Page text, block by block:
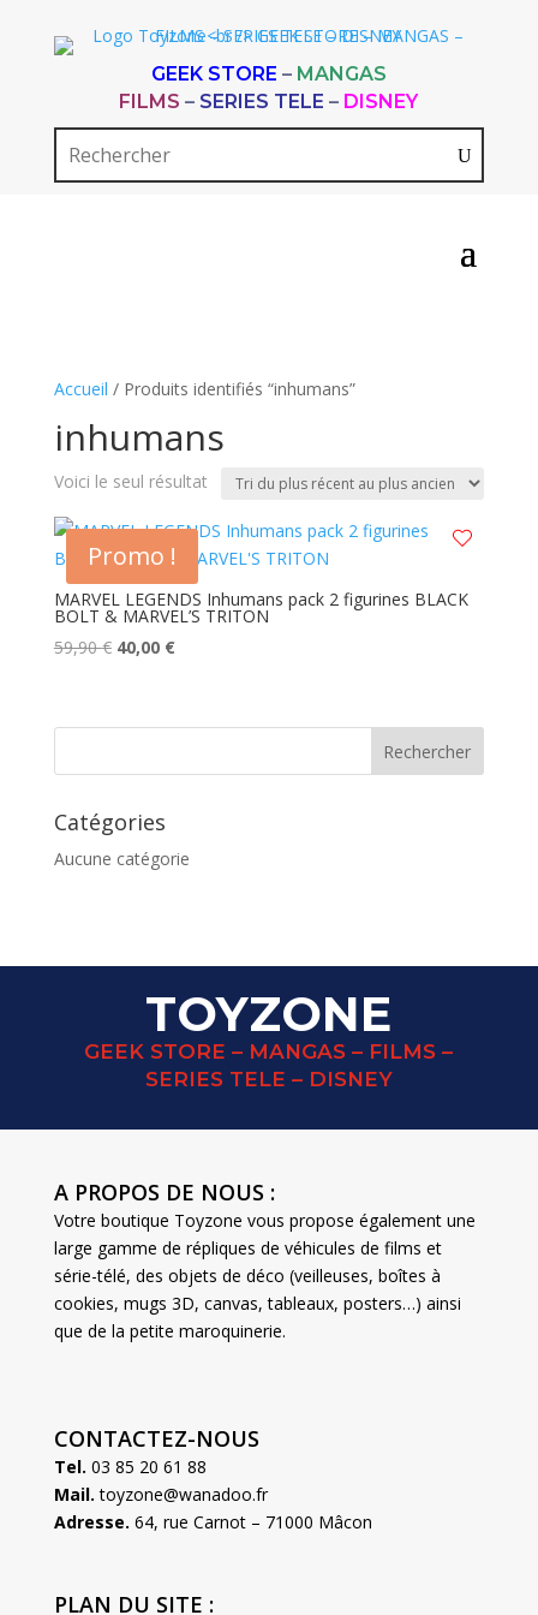
GEEK STORE – MANGAS
FILMS – SERIES TELE – DISNEY
Accueil / Produits identifiés “inhumans”
inhumans
Voici le seul résultat
Promo !
MARVEL LEGENDS Inhumans pack 2 figurines BLACK
BOLT & MARVEL’S TRITON
59,90€ Le
était :
40,00 €Le
est :
Catégories
Aucune catégorie
TOYZONE
GEEK STORE – MANGAS – FILMS –
SERIES TELE – DISNEY
A PROPOS DE NOUS :
Votre boutique Toyzone vous propose également une
large gamme de répliques de véhicules de films et
série-télé, des objets de déco (veilleuses, boîtes à
cookies, mugs 3D, canvas, tableaux, posters…) ainsi
que de la petite maroquinerie.
CONTACTEZ-NOUS
Tel. 03 85 20 61 88
Mail. toyzone@wanadoo.fr
Adresse. 64, rue Carnot – 71000 Mâcon
PLAN DU SITE :